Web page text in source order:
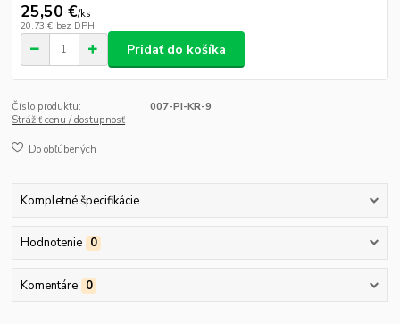
25,50 €/ks
20,73 € bez DPH
Pridať do košíka
Číslo produktu:
007-Pi-KR-9
Strážiť cenu / dostupnosť
Do obľúbených
Kompletné špecifikácie
Hodnotenie 0
Komentáre 0